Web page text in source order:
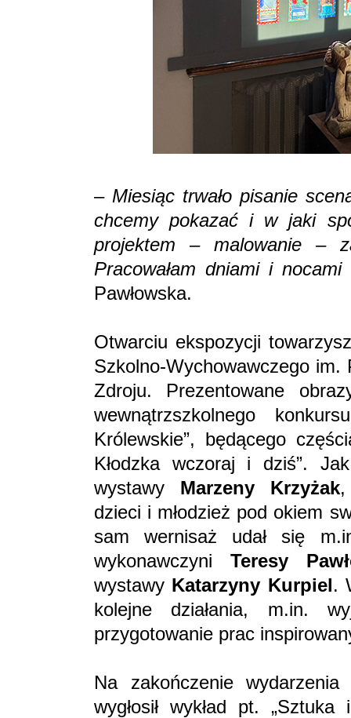
– Miesiąc trwało pisanie
chcemy pokazać i w jaki
projektem – malowanie –
Pracowałam dniami i nocami
Pawłowska.
Otwarciu ekspozycji
Szkolno-Wychowawczego im.
Zdroju. Prezentowane
wewnątrzszkolnego
Królewskie”, będącego
Kłodzka wczoraj i dziś”.
wystawy Marzeny Krzyżak,
dzieci i młodzież pod okiem
sam wernisaż udał się
wykonawczyni Teresy
wystawy Katarzyny Kurpiel.
kolejne działania, m.in.
przygotowanie prac
Na zakończenie
wygłosił wykład pt.